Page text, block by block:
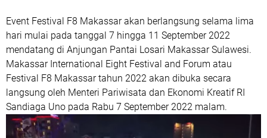
Event Festival F8 Makassar akan berlangsung selama lima
hari mulai pada tanggal 7 hingga 11 September 2022
mendatang di Anjungan Pantai Losari Makassar Sulawesi.
Makassar International Eight Festival and Forum atau
Festival F8 Makassar tahun 2022 akan dibuka secara
langsung oleh Menteri Pariwisata dan Ekonomi Kreatif RI
Sandiaga Uno pada Rabu 7 September 2022 malam.